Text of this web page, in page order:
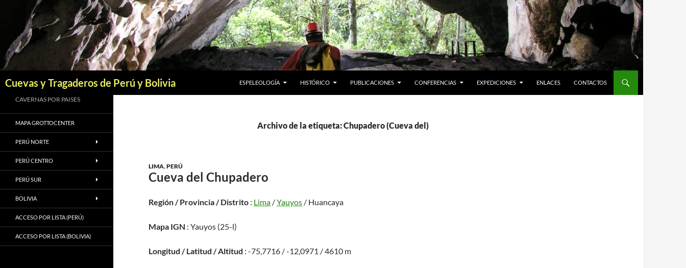
contenido
Cuevas y Tragaderos de Perú y Bolivia ESPELEOLOGÍA HISTÓRICO PUBLICACIONES CONFERENCIAS EXPEDICIONES ENLACES CONTACTOS
Archivo de la etiqueta: Chupadero (Cueva del)
LIMA,PERÚ
Cueva del Chupadero
Región / Provincia / Distrito : Lima /Yauyos / Huancaya
Mapa IGN : Yauyos (25-l)
Longitud / Latitud / Altitud : -75,7716 / -12,0971 / 4610 m
CAVERNAS POR PAISES
MAPA GROTTOCENTER
PERÚ NORTE
PERÚ CENTRO
PERÚ SUR
BOLIVIA
ACCESO POR LISTA (PERÚ)
ACCESO POR LISTA (BOLIVIA)